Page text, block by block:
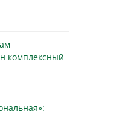
комплексный